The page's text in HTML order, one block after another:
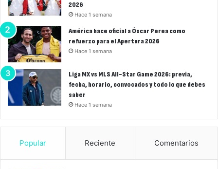
2026
Hace 1 semana
América hace oficial a Óscar Perea como
refuerzo para el Apertura 2026
Hace 1 semana
Liga MX vs MLS All-Star Game 2026: previa,
fecha, horario, convocados y todo lo que debes
saber
Hace 1 semana
Popular Reciente Comentarios